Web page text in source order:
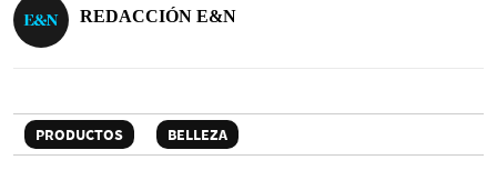
REDACCIÓN E&N
PRODUCTOS BELLEZA